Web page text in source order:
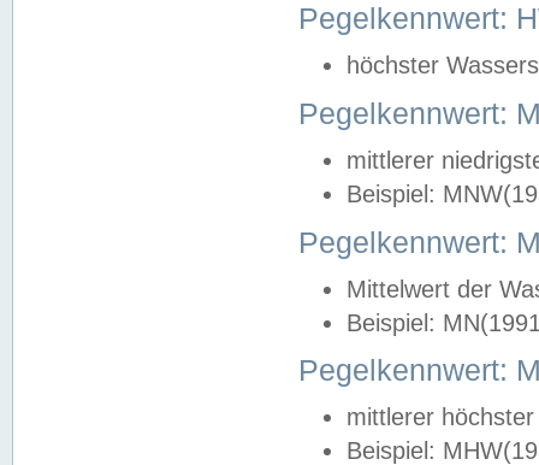
Pegelkennwert:
höchster
Pegelkennwert:
mittlerer
Beispiel:
Pegelkennwert:
Mittelwert der
Beispiel:
Pegelkennwert:
mittlerer
Beispiel: